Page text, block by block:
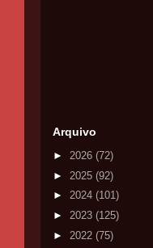
Arquivo
► 2026 (72)
► 2025 (92)
► 2024 (101)
► 2023 (125)
► 2022 (75)